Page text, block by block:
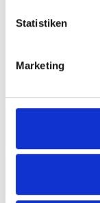
Statistiken
Marketing
Turny
Turny